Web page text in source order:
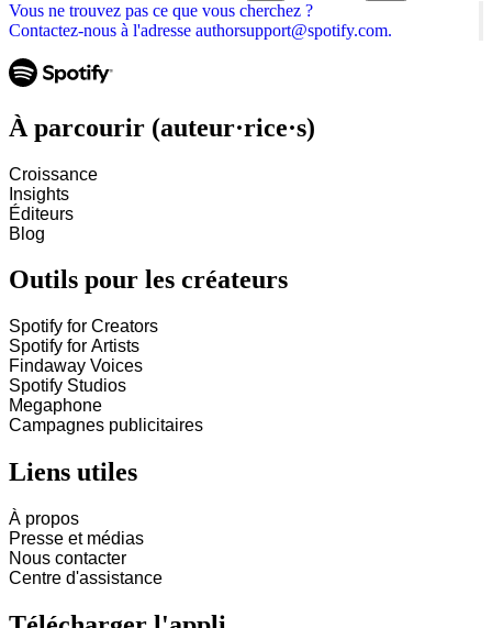
Vous ne trouvez pas ce que vous cherchez ?
Contactez-nous à l'adresse authorsupport@spotify.com.
À parcourir (auteur·rice·s)
Croissance
Insights
Éditeurs
Blog
Outils pour les créateurs
Spotify for Creators
Spotify for Artists
Findaway Voices
Spotify Studios
Megaphone
Campagnes publicitaires
Liens utiles
À propos
Presse et médias
Nous contacter
Centre d'assistance